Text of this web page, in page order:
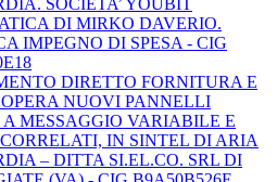
DI MIRKO DAVERIO.
IMPEGNO DI SPESA - CIG
DIRETTO FORNITURA E
NUOVI PANNELLI
MESSAGGIO VARIABILE E
IN SINTEL DI ARIA
– DITTA SI.EL.CO. SRL DI